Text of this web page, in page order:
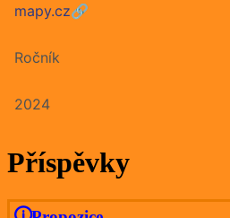
mapy.cz🔗
Ročník
2024
Příspěvky